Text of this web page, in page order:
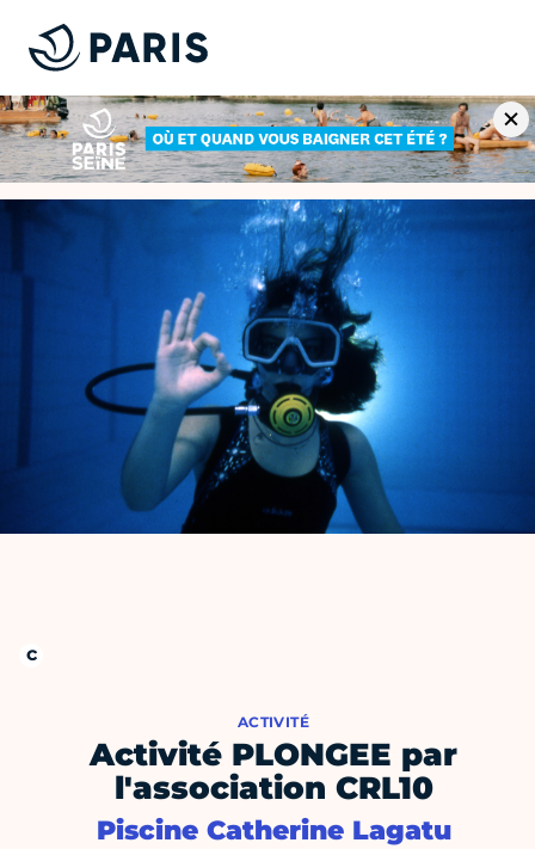
ACTIVITÉ
Activité PLONGEE par
l'association CRL10
Piscine Catherine Lagatu